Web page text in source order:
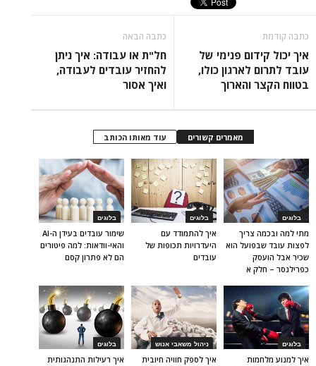
כתבה קודמת
איך יכול קידום פנימי של
עובד לתרום לארגון כולו,
בטווח הקצר והארוך
כתבה הבאה
חל"ת או עבודה: איך ניתן
להחזיר עובדים לעבודה,
ואיך אסור
מאמרים קשורים עוד מאותו הכותב
בלוגים
שימור עובדים בעידן ה-AI
והאי-וודאות: למה פיטורים
הם לא פתרון קסם
בלוגים
איך להתמודד עם
היעדרויות תכופות של
עובדים
בלוגים
מתי למה ובכמה צריך
לפצות עובד שבפועל הוא
שכיר אבל הועסק
כפרילנסר – חלק א
בלוגים
איך רעילות התנהגותית
ניהול משאבי אנוש
איך לספק חוויה חיובית
בלוגים
איך למנוע מלחמות